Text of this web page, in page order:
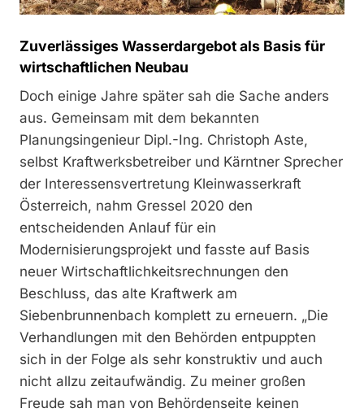
Zuverlässiges Wasserdargebot als Basis für
wirtschaftlichen Neubau
Doch einige Jahre später sah die Sache anders
aus. Gemeinsam mit dem bekannten
Planungsingenieur Dipl.-Ing. Christoph Aste,
selbst Kraftwerksbetreiber und Kärntner Sprecher
der Interessensvertretung Kleinwasserkraft
Österreich, nahm Gressel 2020 den
entscheidenden Anlauf für ein
Modernisierungsprojekt und fasste auf Basis
neuer Wirtschaftlichkeitsrechnungen den
Beschluss, das alte Kraftwerk am
Siebenbrunnenbach komplett zu erneuern. „Die
Verhandlungen mit den Behörden entpuppten
sich in der Folge als sehr konstruktiv und auch
nicht allzu zeitaufwändig. Zu meiner großen
Freude sah man von Behördenseite keinen